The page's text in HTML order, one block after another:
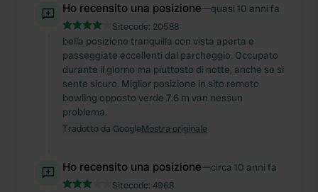
Ho recensito una posizione—quasi 10 anni fa
Sitecode: 20588
bella posizione tranquilla con vista aperta e
passeggiate eccellenti dal parcheggio. Occupato
durante il giorno ma piuttosto di notte, anche se si
sente sicuro. Miglior posizione in sito remoto
bowling opposto verde 7.6 m van nessun
problema.
Tradotto da GoogleMostra originale
Ho recensito una posizione—circa 10 anni fa
Sitecode: 4968